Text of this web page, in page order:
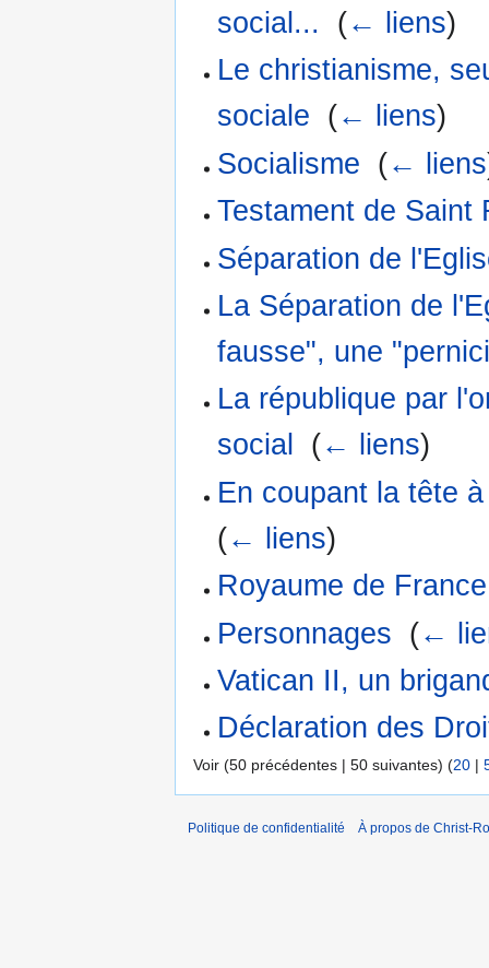
social...
(← liens)
Le christianisme,
sociale (← liens)
Socialisme (← liens
Testament de Saint
Séparation de
La Séparation de
fausse", une
La république par
social
(← liens)
En coupant la tête
(← liens)
Royaume de France
Personnages (←
Vatican II, un
Déclaration des
Voir (50 précédentes | 50 suivantes) (20 |
Politique de confidentialité À propos de Christ-